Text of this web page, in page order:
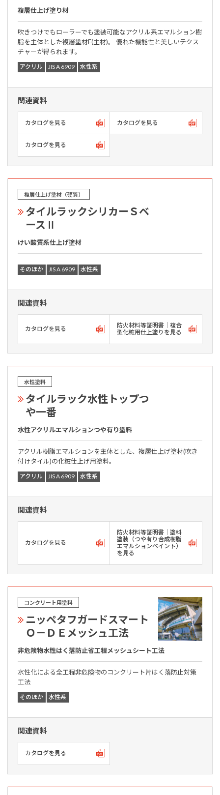
複層仕上げ塗り材
吹きつけでもローラーでも塗装可能なアクリル系エマルション樹
脂を主体とした複層塗材E(主材)。 優れた機能性と美しいテクス
チャーが得られます。
アクリル JIS A 6909 水性系
関連資料
カタログを見る カタログを見る
カタログを見る
複層仕上げ塗材（硬質）
タイルラックシリカーＳベ
ースⅡ
けい酸質系仕上げ塗材
そのほか JIS A 6909 水性系
関連資料
カタログを見る
防火材料等証明書｜複合
型化粧用仕上塗りを見る
水性塗料
タイルラック水性トップつ
や一番
水性アクリルエマルションつや有り塗料
アクリル樹脂エマルションを主体とした、複層仕上げ塗材(吹き
付けタイル)の化粧仕上げ用塗料。
アクリル JIS A 6909 水性系
関連資料
カタログを見る
防火材料等証明書｜塗料
塗装（つや有り合成樹脂
エマルションペイント）
を見る
コンクリート用塗料
ニッペタフガードスマート
Ｏ－ＤＥメッシュ工法
非危険物水性はく落防止省工程メッシュシート工法
水性化による全工程非危険物のコンクリート片はく落防止対策
工法
そのほか 水性系
関連資料
カタログを見る